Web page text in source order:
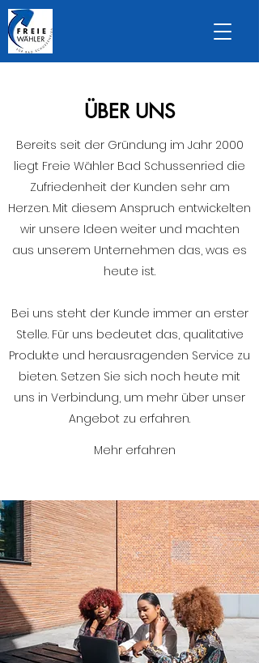
ÜBER UNS
Bereits seit der Gründung im Jahr 2000
liegt Freie Wähler Bad Schussenried die
Zufriedenheit der Kunden sehr am
Herzen. Mit diesem Anspruch entwickelten
wir unsere Ideen weiter und machten
aus unserem Unternehmen das, was es
heute ist.
Bei uns steht der Kunde immer an erster
Stelle. Für uns bedeutet das, qualitative
Produkte und herausragenden Service zu
bieten. Setzen Sie sich noch heute mit
uns in Verbindung, um mehr über unser
Angebot zu erfahren.
Mehr erfahren